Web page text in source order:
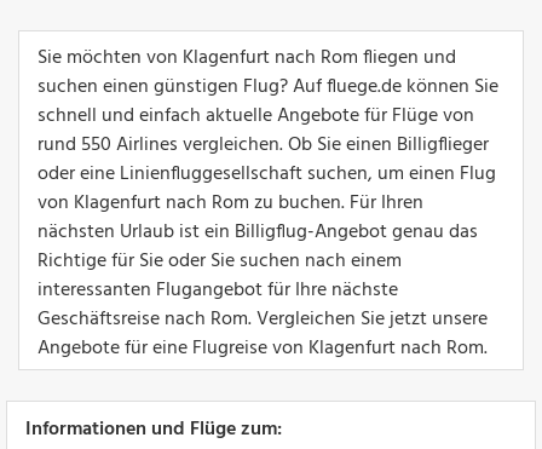
Sie möchten von Klagenfurt nach Rom fliegen und
suchen einen günstigen Flug? Auf fluege.de können Sie
schnell und einfach aktuelle Angebote für Flüge von
rund 550 Airlines vergleichen. Ob Sie einen Billigflieger
oder eine Linienfluggesellschaft suchen, um einen Flug
von Klagenfurt nach Rom zu buchen. Für Ihren
nächsten Urlaub ist ein Billigflug-Angebot genau das
Richtige für Sie oder Sie suchen nach einem
interessanten Flugangebot für Ihre nächste
Geschäftsreise nach Rom. Vergleichen Sie jetzt unsere
Angebote für eine Flugreise von Klagenfurt nach Rom.
Informationen und Flüge zum: